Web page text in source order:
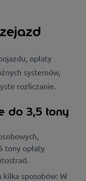
opłaty
systemów,
rozliczanie.
do 3,5 tony
tony opłaty
kilka sposobów: W